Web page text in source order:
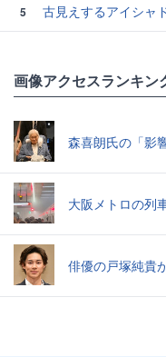
5
古見えするアイシャ
画像アクセスランキン
森喜朗氏の「影
大阪メトロの列
俳優の戸塚純貴